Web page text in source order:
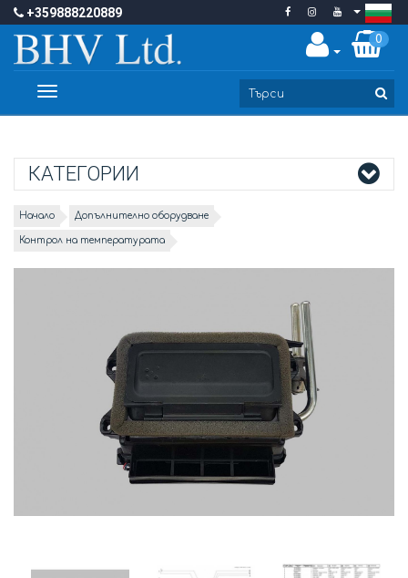
+359888220889
0
Toggle
КАТЕГОРИИ
Начало Допълнително оборудване
Контрол на температурата